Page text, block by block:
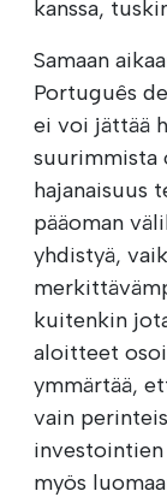
kanssa,
Samaan
Português
ei voi jättää
suurimmista
hajanaisuus
pääoman
yhdistyä,
kuitenkin
aloitteet
ymmärtää,
vain
investointien
myös